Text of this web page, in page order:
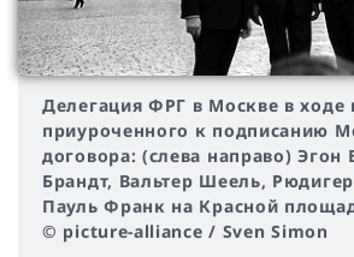
Делегация ФРГ в Москве в ходе
приуроченного к подписанию
договора: (слева направо) Эгон
Брандт, Вальтер Шеель,
Пауль Франк на Красной
© picture-alliance / Sven Simon